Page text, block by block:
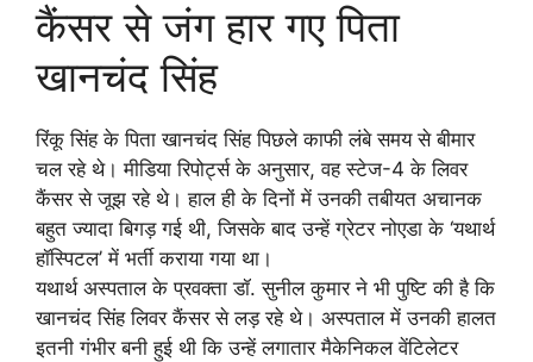
कैंसर से जंग हार गए पिता
खानचंद सिंह
रिंकू सिंह के पिता खानचंद सिंह पिछले काफी लंबे समय से बीमार
चल रहे थे। मीडिया रिपोर्ट्स के अनुसार, वह स्टेज-4 के लिवर
कैंसर से जूझ रहे थे। हाल ही के दिनों में उनकी तबीयत अचानक
बहुत ज्यादा बिगड़ गई थी, जिसके बाद उन्हें ग्रेटर नोएडा के ‘यथार्थ
हॉस्पिटल’ में भर्ती कराया गया था।
यथार्थ अस्पताल के प्रवक्ता डॉ. सुनील कुमार ने भी पुष्टि की है कि
खानचंद सिंह लिवर कैंसर से लड़ रहे थे। अस्पताल में उनकी हालत
इतनी गंभीर बनी हुई थी कि उन्हें लगातार मैकेनिकल वेंटिलेटर